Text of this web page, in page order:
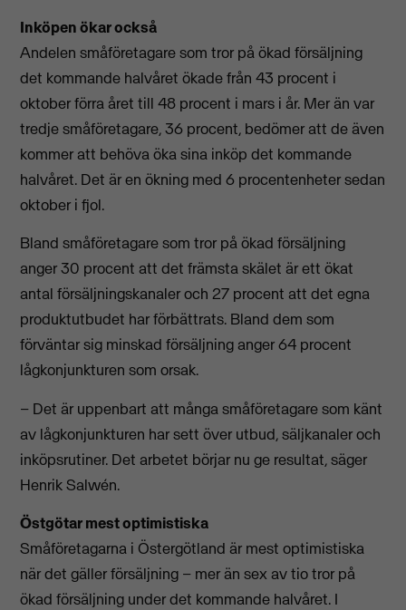
Inköpen ökar också
Andelen småföretagare som tror på ökad försäljning
det kommande halvåret ökade från 43 procent i
oktober förra året till 48 procent i mars i år. Mer än var
tredje småföretagare, 36 procent, bedömer att de även
kommer att behöva öka sina inköp det kommande
halvåret. Det är en ökning med 6 procentenheter sedan
oktober i fjol.
Bland småföretagare som tror på ökad försäljning
anger 30 procent att det främsta skälet är ett ökat
antal försäljningskanaler och 27 procent att det egna
produktutbudet har förbättrats. Bland dem som
förväntar sig minskad försäljning anger 64 procent
lågkonjunkturen som orsak.
– Det är uppenbart att många småföretagare som känt
av lågkonjunkturen har sett över utbud, säljkanaler och
inköpsrutiner. Det arbetet börjar nu ge resultat, säger
Henrik Salwén.
Östgötar mest optimistiska
Småföretagarna i Östergötland är mest optimistiska
när det gäller försäljning – mer än sex av tio tror på
ökad försäljning under det kommande halvåret. I